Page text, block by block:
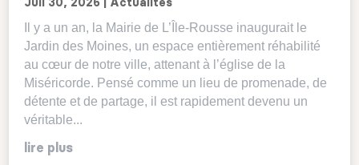
Juil 30, 2026 Actualités
Il y a un an, la Mairie de L’Île-Rousse inaugurait le
Jardin des Moines, un espace entièrement réhabilité
au cœur de notre ville, attenant à l’église de la
Miséricorde. Pensé comme un lieu de promenade, de
détente et de partage, il est rapidement devenu un
véritable...
lire plus